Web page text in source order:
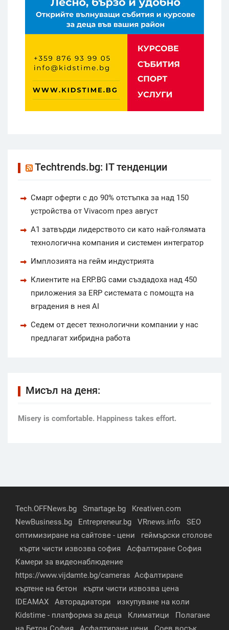
Techtrends.bg: IT тенденции
Смарт оферти с до 90% отстъпка за над 150
устройства от Vivacom през август
А1 затвърди лидерството си като най-голямата
технологична компания и системен интегратор
Имплозията на гейм индустрията
Клиентите на ERP.BG сами създадоха над 450
приложения за ERP системата с помощта на
вградения в нея AI
Седем от десет технологични компании у нас
предлагат хибридна работа
Мисъл на деня:
Мisery is comfortable. Happiness takes effort.
Tech.OFFNews.bg Smartage.bg
Kreativen.com
NewBusiness.bg
Entrepreneur.bg VRnews.info
SEO
оптимизиране на сайтове - цени
геймърски столове
кърти чисти извозва софия
Асфалтиране София
Камери за видеонаблюдение
https://www.vijdamte.bg/cameras Асфалтиране
къртене на бетон
кърти чисти извозва цена
IDEAMAX
Авторадиатори
изкупуване на коли
Kidstime - платформа за деца
Климатици
Полагане